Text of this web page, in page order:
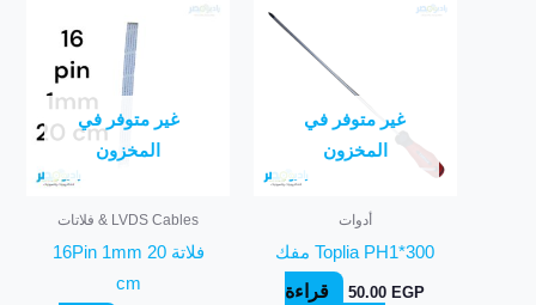
غير متوفر في
المخزون
أدوات
Toplia PH1*300 مفك
50.00 EGP
قراءة
غير متوفر في
المخزون
LVDS Cables & فلاتات
فلاتة 16Pin 1mm 20
cm